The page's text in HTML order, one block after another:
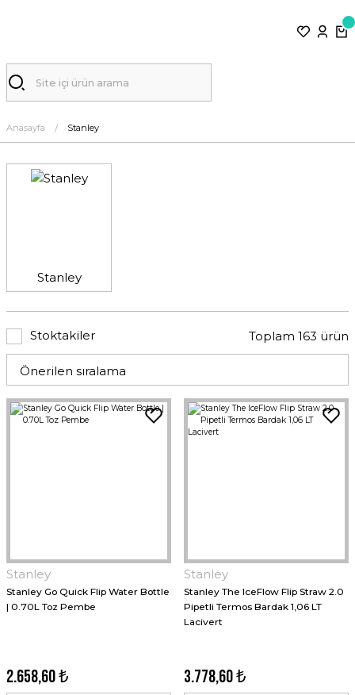
Anasayfa Stanley
Stanley
Stoktakiler Toplam 163 ürün
Stanley
Stanley Go Quick Flip Water Bottle
| 0.70L Toz Pembe
2.658,60 ₺
Stanley
Stanley The IceFlow Flip Straw 2.0
Pipetli Termos Bardak 1,06 LT
Lacivert
3.778,60 ₺